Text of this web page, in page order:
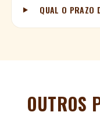
QUAL O PRAZO
OUTROS